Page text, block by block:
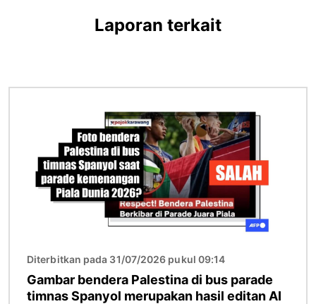
Laporan terkait
Diterbitkan pada 31/07/2026 pukul 09:14
Gambar bendera Palestina di bus parade
timnas Spanyol merupakan hasil editan AI